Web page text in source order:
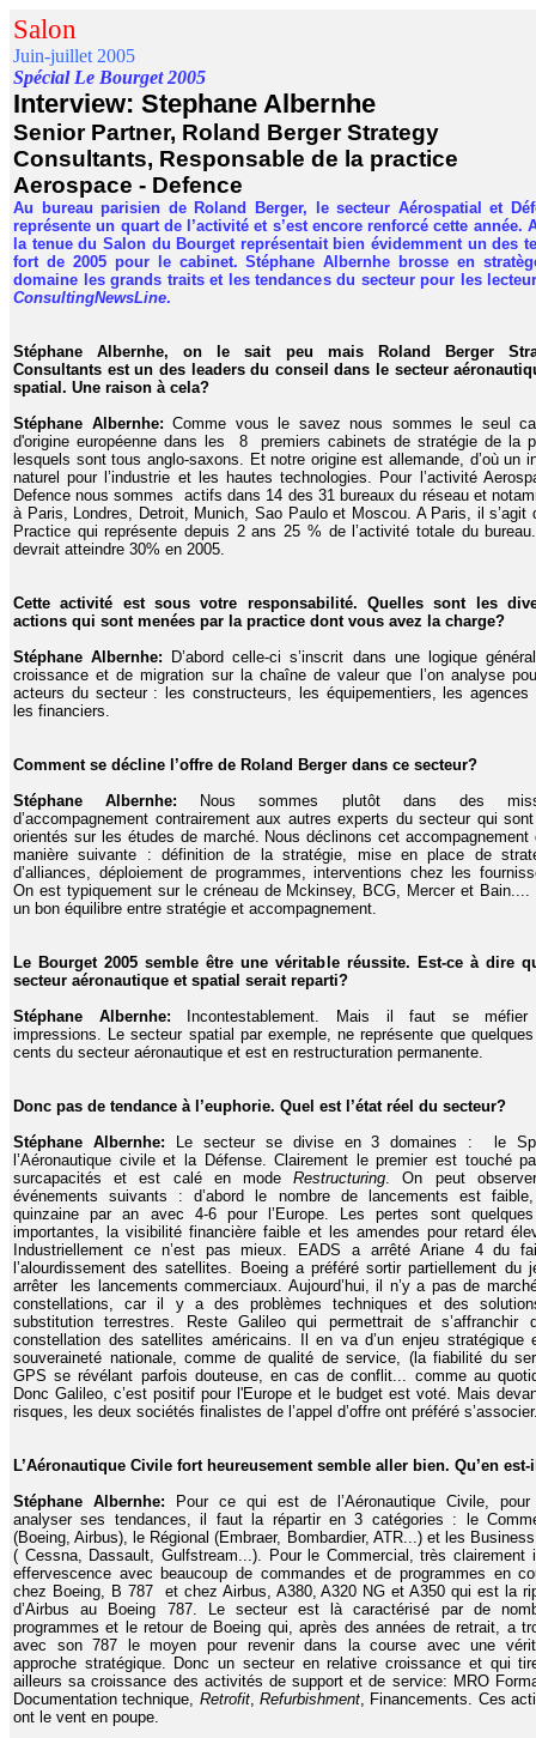
Salon
Juin-juillet 2005
Spécial Le Bourget 2005
Interview: Stephane Albernhe
Senior Partner, Roland Berger Strategy
Consultants, Responsable de la practice
Aerospace - Defence
Au bureau parisien de Roland Berger, le secteur Aérospatial et
représente un quart de l’activité et s’est encore renforcé cette année.
la tenue du Salon du Bourget représentait bien évidemment un des
fort de 2005 pour le cabinet. Stéphane Albernhe brosse en
domaine les grands traits et les tendances du secteur pour les
ConsultingNewsLine.
Stéphane Albernhe, on le sait peu mais Roland Berger
Consultants est un des leaders du conseil dans le secteur
spatial. Une raison à cela?
Stéphane Albernhe: Comme vous le savez nous sommes le seul
d'origine européenne dans les 8 premiers cabinets de stratégie de la
lesquels sont tous anglo-saxons. Et notre origine est allemande, d’où un
naturel pour l’industrie et les hautes technologies. Pour l’activité
Defence nous sommes actifs dans 14 des 31 bureaux du réseau et
à Paris, Londres, Detroit, Munich, Sao Paulo et Moscou. A Paris, il s’agit
Practice qui représente depuis 2 ans 25 % de l’activité totale du
devrait atteindre 30% en 2005.
Cette activité est sous votre responsabilité. Quelles sont les
actions qui sont menées par la practice dont vous avez la charge?
Stéphane Albernhe:
D’abord celle-ci s’inscrit dans une logique
croissance et de migration sur la chaîne de valeur que l’on analyse
acteurs du secteur : les constructeurs, les équipementiers, les agences
les financiers.
Comment se décline l’offre de Roland Berger dans ce secteur?
Stéphane Albernhe:
Nous sommes plutôt dans des
d’accompagnement contrairement aux autres experts du secteur qui
orientés sur les études de marché. Nous déclinons cet accompagnement
manière suivante : définition de la stratégie, mise en place de
d’alliances, déploiement de programmes, interventions chez les
On est typiquement sur le créneau de Mckinsey, BCG, Mercer et Bain....
un bon équilibre entre stratégie et accompagnement.
Le Bourget 2005 semble être une véritable réussite. Est-ce à dire
secteur aéronautique et spatial serait reparti?
Stéphane Albernhe:
Incontestablement. Mais il faut se
impressions. Le secteur spatial par exemple, ne représente que
cents du secteur aéronautique et est en restructuration permanente.
Donc pas de tendance à l’euphorie. Quel est l’état réel du secteur?
Stéphane Albernhe:
Le secteur se divise en 3 domaines : le
l’Aéronautique civile et la Défense. Clairement le premier est touché
surcapacités et est calé en modeRestructuring. On peut
événements suivants : d’abord le nombre de lancements est
quinzaine par an avec 4-6 pour l’Europe. Les pertes sont
importantes, la visibilité financière faible et les amendes pour retard
Industriellement ce n’est pas mieux. EADS a arrêté Ariane 4 du
l’alourdissement des satellites. Boeing a préféré sortir partiellement du
arrêter les lancements commerciaux. Aujourd’hui, il n’y a pas de
constellations, car il y a des problèmes techniques et des
substitution terrestres. Reste Galileo qui permettrait de s’affranchir
constellation des satellites américains. Il en va d’un enjeu stratégique
souveraineté nationale, comme de qualité de service, (la fiabilité du
GPS se révélant parfois douteuse, en cas de conflit... comme au
Donc Galileo, c’est positif pour l'Europe et le budget est voté. Mais
risques, les deux sociétés finalistes de l’appel d’offre ont préféré
L’Aéronautique Civile fort heureusement semble aller bien. Qu’en est-
Stéphane Albernhe:
Pour ce qui est de l’Aéronautique Civile, pour
analyser ses tendances, il faut la répartir en 3 catégories : le
(Boeing, Airbus), le Régional (Embraer, Bombardier, ATR...) et les
( Cessna, Dassault, Gulfstream...). Pour le Commercial, très clairement
effervescence avec beaucoup de commandes et de programmes en
chez Boeing, B 787 et chez Airbus, A380, A320 NG et A350 qui est la
d’Airbus au Boeing 787. Le secteur est là caractérisé par de
programmes et le retour de Boeing qui, après des années de retrait, a
avec son 787 le moyen pour revenir dans la course avec une
approche stratégique. Donc un secteur en relative croissance et qui
ailleurs sa croissance des activités de support et de service: MRO
Documentation technique, Retrofit,Refurbishment, Financements. Ces
ont le vent en poupe.